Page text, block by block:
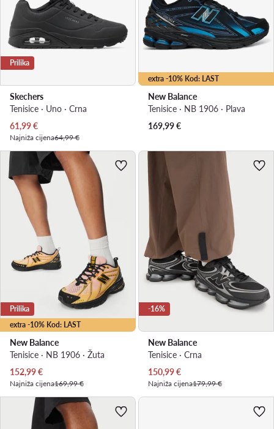
Prilika
Skechers
Tenisice · Uno · Crna
Trenutna cijena
61,99€
Najniža cijena64,99 €
extra -10% Kod: LAST
New Balance
Tenisice · NB 1906 · Plava
169,99€
extra -10% Kod: LAST
Prilika
New Balance
Tenisice · NB 1906 · Žuta
Trenutna cijena
152,99€
Najniža cijena169,99 €
-16%
New Balance
Tenisice · Crna
Trenutna cijena
150,99€
Najniža cijena179,99 €